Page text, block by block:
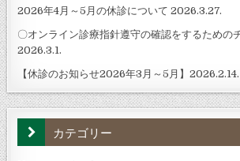
2026年4月～5月の休診について 2026.3.27.
〇オンライン診療指針遵守の確認をするための
2026.3.1.
【休診のお知らせ2026年3月～5月】2026.2.14.
カテゴリー